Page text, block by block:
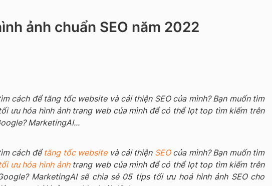
ảnh chuẩn SEO năm 2022
cách để tăng tốc website và cải thiện SEO của mình? Bạn muốn tìm
ưu hóa hình ảnh trang web của mình để có thể lọt top tìm kiếm trên
MarketingAI...
cách đểtăng tốc websitevà cải thiện SEOcủa mình? Bạn muốn tìm
ưu hóa hình ảnhtrang web của mình để có thể lọt top tìm kiếm trên
MarketingAI sẽ chia sẻ 05 tips tối ưu hoá hình ảnh SEO cho